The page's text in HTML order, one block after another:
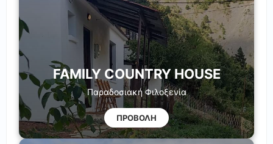
FAMILY COUNTRY HOUSE
Παραδοσιακή Φιλοξενία
ΠΡΟΒΟΛΗ